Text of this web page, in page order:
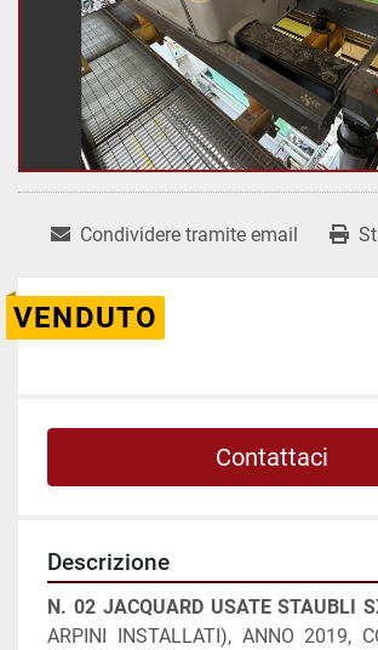
Condividere tramite email
VENDUTO
Contattaci
Descrizione
N. 02 JACQUARD USATE STAUBLI
ARPINI INSTALLATI), ANNO 2019,